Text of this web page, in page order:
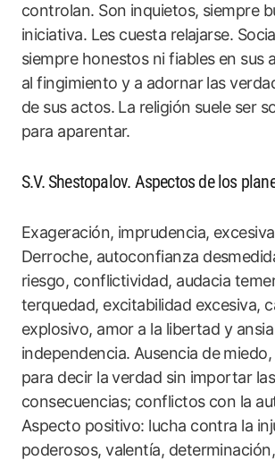
controlan. Son inquietos, siempre
iniciativa. Les cuesta relajarse.
siempre honestos ni fiables en sus
al fingimiento y a adornar las
de sus actos. La religión suele ser
para aparentar.
S.V. Shestopalov. Aspectos de los
Exageración, imprudencia,
Derroche, autoconfianza
riesgo, conflictividad, audacia
terquedad, excitabilidad excesiva,
explosivo, amor a la libertad y
independencia. Ausencia de
para decir la verdad sin importar las
consecuencias; conflictos con la
Aspecto positivo: lucha contra la
poderosos, valentía,